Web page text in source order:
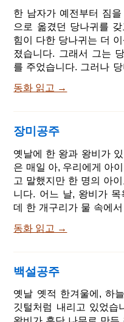
했습니다. 어떤 위험이
를 죽게 내
소녀의 엄마가 그녀에게
간 모자, 여기로 와보렴.
조각과 와인 한 병을 할
주렴. 할머니가 편찮으
기뻐하실 거야. 더워지기
그리고 할머니 댁에 갈 때
길에서 벗어나지 마렴. 그
고 할머니 방에 가면, 먼
라! 엄마 말 잘 들을게요.
마에게 말했습니다
한 남자가 예전부터 짐
으로 옮겼던 당나귀를
힘이 다한 당나귀는 더
졌습니다. 그래서 그는
를 주었습니다. 그러나
갔습니다. 당나귀는 음악
그 개는 힘든 길을 달린
있었습니다. 너 왜 이렇
카만? 당나귀가 물었습니
했습니다. 내가 늙어서 그
날수록 더 허약해지지. 더
하게 되자 주인이 날 죽
서 도망쳤어. 근데 이제
거 아니? 난 브레멘으로
개는 좋아하며 동참했습
양이는 삼일 내내 비를
안색이었습니다
동화 읽고 →
장미공주
옛날에 한 왕과 왕비가
은 매일 아, 우리에게 아
고 말했지만 한 명의 아
니다. 어느 날, 왕비가
데 한 개구리가 물 속에
년이 지나기 전에, 너는
왕은 정말 기뻐하면서 큰
니다. 그는 그의 친척, 친
만 아니라 현명한 여자
다. 여자들은 아이에게
동화 읽고 →
백설공주
옛날 옛적 한겨울에, 하
깃털처럼 내리고 있었습